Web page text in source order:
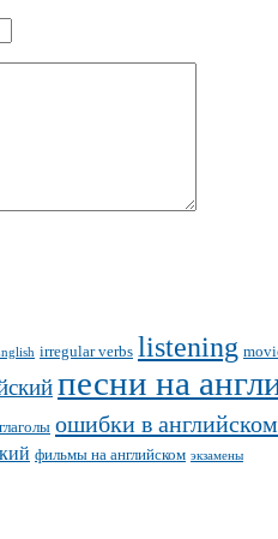
irregular verbs listening
песни на
ошибки в английском
фильмы на английском экзамены